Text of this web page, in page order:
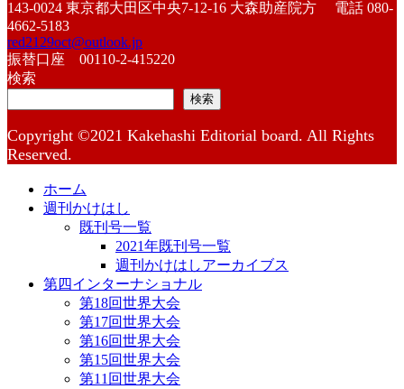
143-0024 東京都大田区中央7-12-16 大森助産院方 電話 080-
4662-5183
red2129oct@outlook.jp
振替口座 00110-2-415220
検索
検索
Copyright ©2021 Kakehashi Editorial board. All Rights
Reserved.
ホーム
週刊かけはし
既刊号一覧
2021年既刊号一覧
週刊かけはしアーカイブス
第四インターナショナル
第18回世界大会
第17回世界大会
第16回世界大会
第15回世界大会
第11回世界大会